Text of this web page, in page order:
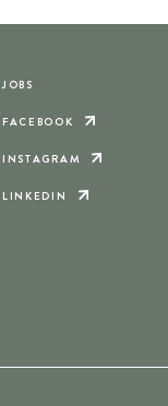
JOBS
FACEBOOK
INSTAGRAM
LINKEDIN